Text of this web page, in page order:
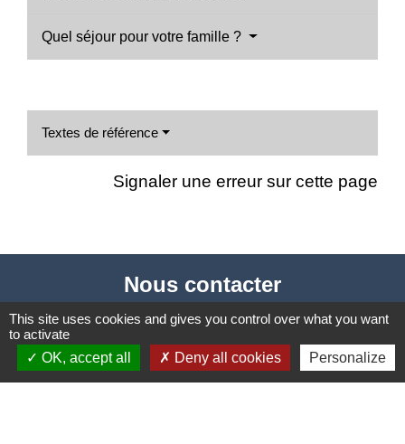
Quel séjour pour votre famille ?
Textes de référence
Signaler une erreur sur cette page
Nous contacter
Commune de Puylaurens
1 rue de la Mairie
81700 Puylaurens - FRANCE
This site uses cookies and gives you control over what you want
to activate
OK, accept all
Deny all cookies Personalize